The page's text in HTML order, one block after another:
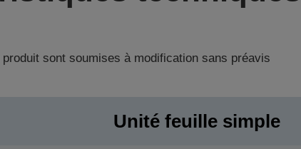
sont soumises à modification sans préavis
Unité feuille simple